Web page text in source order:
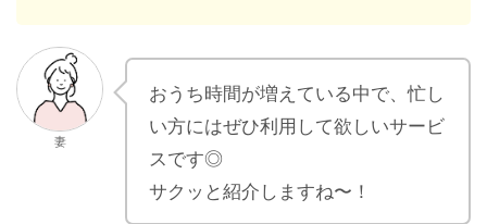
妻
おうち時間が増えている中で、忙し
い方にはぜひ利用して欲しいサービ
スです◎
サクッと紹介しますね〜！